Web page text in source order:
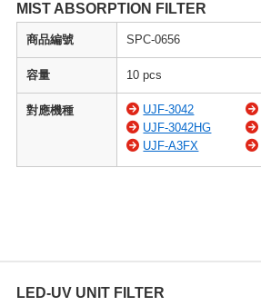
MIST ABSORPTION FILTER
商品編號 SPC-0656
容量 10 pcs
對應機種 UJF-3042
UJF-3042HG
UJF-A3FX
LED-UV UNIT FILTER